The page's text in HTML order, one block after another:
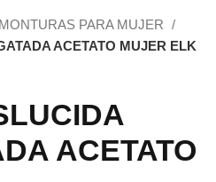
MONTURAS PARA MUJER
ACETATO MUJER ELK
ACETATO